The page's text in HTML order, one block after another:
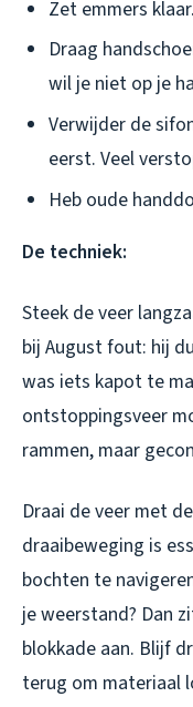
Zet emmers
Draag
wil je niet op je
Verwijder de
eerst. Veel
Heb oude
De techniek:
Steek de veer
bij August fout: hij
was iets kapot te
ontstoppingsveer
rammen, maar
Draai de veer met
draaibeweging is
bochten te
je weerstand? Dan
blokkade aan. Blijf
terug om materiaal